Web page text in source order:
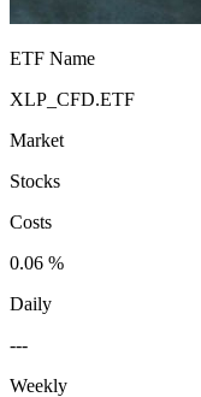
ETF Name
XLP_CFD.ETF
Market
Stocks
Costs
0.06 %
Daily
---
Weekly